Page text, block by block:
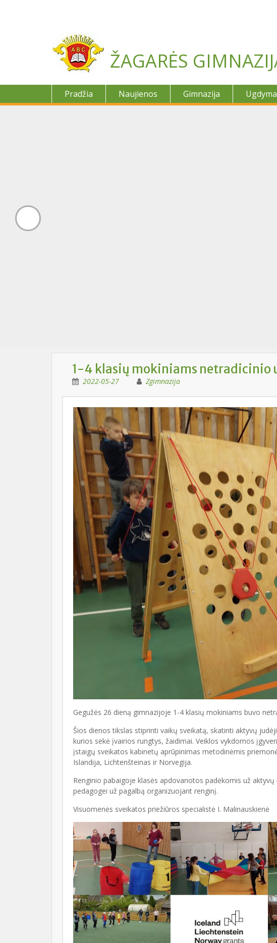
ŽAGARĖS
Pradžia Naujienos Gimnazija
1-4 klasių mokiniams netradicinio
2022-05-27 Zgimnazija
Gegužės 26 dieną gimnazijoje 1-4 klasių mokiniams buvo
Šios dienos tikslas stiprinti vaikų sveikatą, skatinti aktyvų
kurios sekė įvairios rungtys, žaidimai. Veiklos vykdomos
įstaigų sveikatos kabinetų aprūpinimas metodinėmis
Islandija, Lichtenšteinas ir Norvegija.
Renginio pabaigoje klasės apdovanotos padėkomis už
pedagogei už pagalbą organizuojant renginį.
Visuomenės sveikatos priežiūros specialistė I. Malinauskienė